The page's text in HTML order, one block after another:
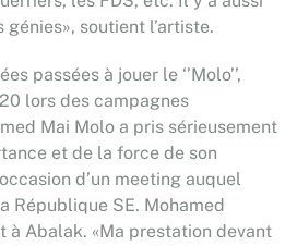
soutient l’artiste.
passées à jouer le ‘’Molo’’,
lors des campagnes
Mai Molo a pris sérieusement
et de la force de son
d’un meeting auquel
République SE. Mohamed
à Abalak. «Ma prestation devant